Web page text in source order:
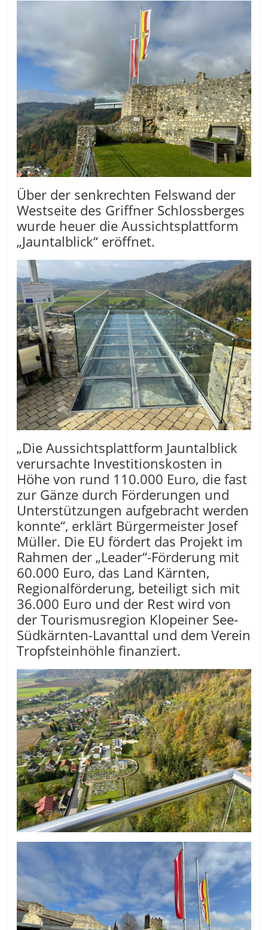
Über der senkrechten Felswand der
Westseite des Griffner Schlossberges
wurde heuer die Aussichtsplattform
„Jauntalblick“ eröffnet.
„Die Aussichtsplattform Jauntalblick
verursachte Investitionskosten in
Höhe von rund 110.000 Euro, die fast
zur Gänze durch Förderungen und
Unterstützungen aufgebracht werden
konnte“, erklärt Bürgermeister Josef
Müller. Die EU fördert das Projekt im
Rahmen der „Leader“-Förderung mit
60.000 Euro, das Land Kärnten,
Regionalförderung, beteiligt sich mit
36.000 Euro und der Rest wird von
der Tourismusregion Klopeiner See-
Südkärnten-Lavanttal und dem Verein
Tropfsteinhöhle finanziert.